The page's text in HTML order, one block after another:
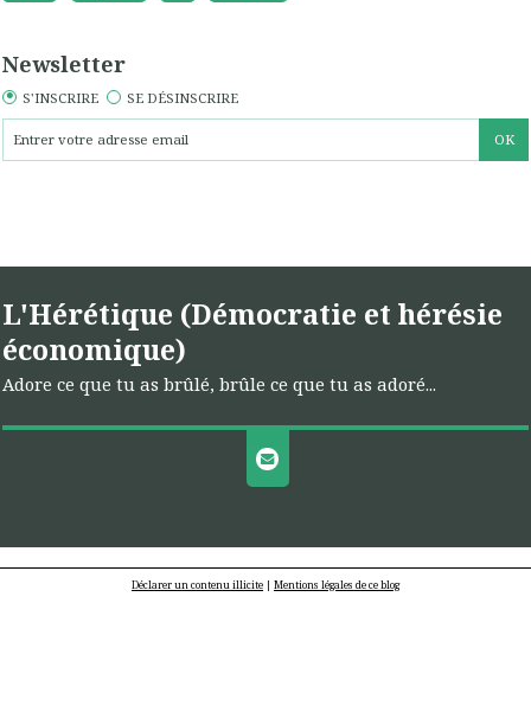
Newsletter
S'INSCRIRE SE DÉSINSCRIRE
L'Hérétique (Démocratie et hérésie
économique)
Adore ce que tu as brûlé, brûle ce que tu as adoré...
Déclarer un contenu illicite | Mentions légales de ce blog